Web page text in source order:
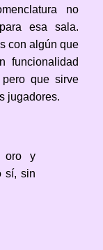
no
esa sala.
con algún que
funcionalidad
que sirve
jugadores.
oro y
sí, sin